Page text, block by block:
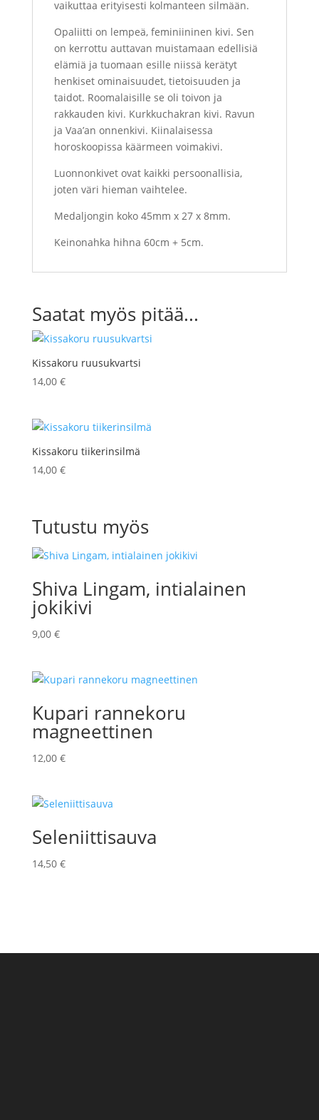
vaikuttaa erityisesti kolmanteen silmään.
Opaliitti on lempeä, feminiininen kivi. Sen
on kerrottu auttavan muistamaan edellisiä
elämiä ja tuomaan esille niissä kerätyt
henkiset ominaisuudet, tietoisuuden ja
taidot. Roomalaisille se oli toivon ja
rakkauden kivi. Kurkkuchakran kivi. Ravun
ja Vaa’an onnenkivi. Kiinalaisessa
horoskoopissa käärmeen voimakivi.
Luonnonkivet ovat kaikki persoonallisia,
joten väri hieman vaihtelee.
Medaljongin koko 45mm x 27 x 8mm.
Keinonahka hihna 60cm + 5cm.
Saatat myös pitää...
Kissakoru ruusukvartsi
14,00 €
Kissakoru tiikerinsilmä
14,00 €
Tutustu myös
Shiva Lingam, intialainen
jokikivi
9,00 €
Kupari rannekoru
magneettinen
12,00 €
Seleniittisauva
14,50 €